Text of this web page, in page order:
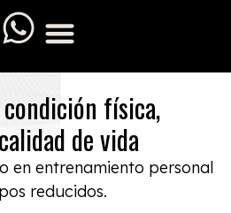
física,
de vida
en entrenamiento personal
reducidos.